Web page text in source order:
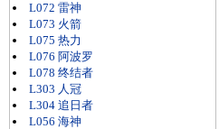
L072 雷神
L073 火箭
L075 热力
L076 阿波罗
L078 终结者
L303 人冠
L304 追日者
L056 海神